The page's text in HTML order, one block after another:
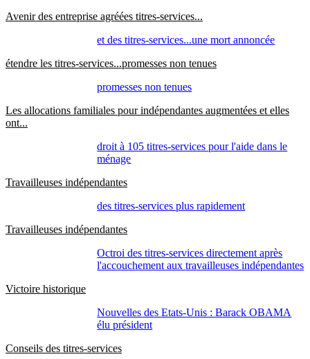
Avenir des entreprise agréées titres-services...
et des titres-services...une mort annoncée
étendre les titres-services...promesses non tenues
promesses non tenues
Les allocations familiales pour indépendantes augmentées et elles
ont...
droit à 105 titres-services pour l'aide dans le
ménage
Travailleuses indépendantes
des titres-services plus rapidement
Travailleuses indépendantes
Octroi des titres-services directement après
l'accouchement aux travailleuses indépendantes
Victoire historique
Nouvelles des Etats-Unis : Barack OBAMA
élu président
Conseils des titres-services